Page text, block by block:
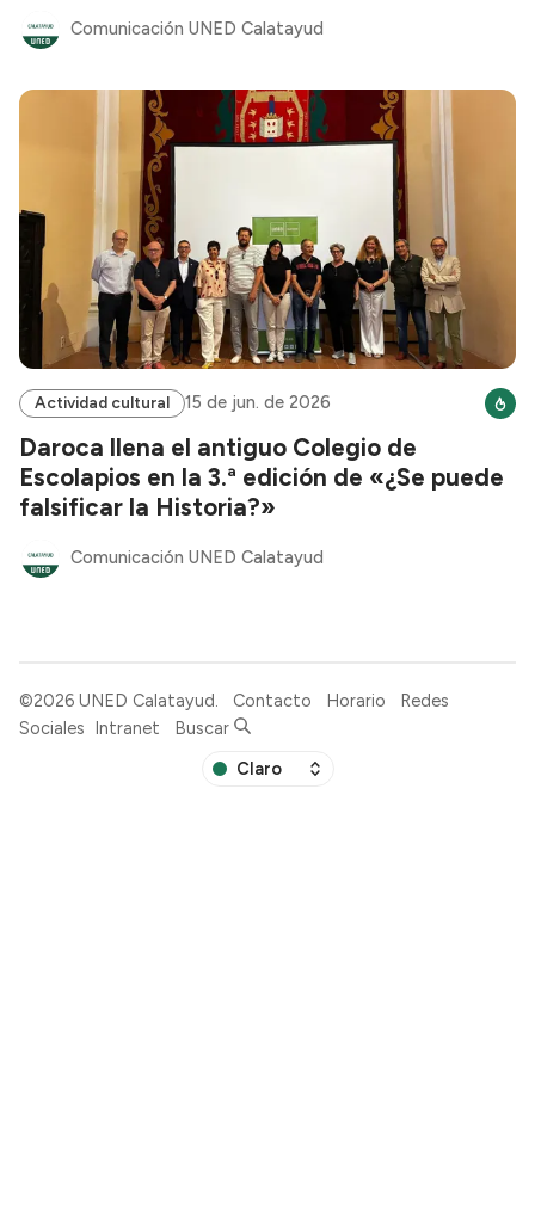
Comunicación UNED Calatayud
Actividad cultural 15 de jun. de 2026
Daroca llena el antiguo Colegio de
Escolapios en la 3.ª edición de «¿Se puede
falsificar la Historia?»
Comunicación UNED Calatayud
©2026 UNED Calatayud. Contacto Horario
Redes
Sociales Intranet Buscar